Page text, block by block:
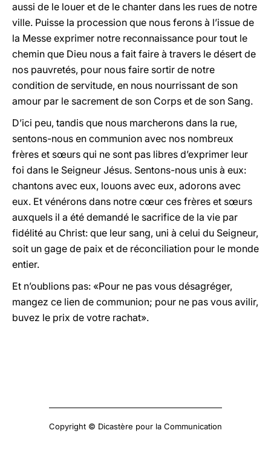
aussi de le louer et de le chanter dans les rues de notre
ville. Puisse la procession que nous ferons à l’issue de
la Messe exprimer notre reconnaissance pour tout le
chemin que Dieu nous a fait faire à travers le désert de
nos pauvretés, pour nous faire sortir de notre
condition de servitude, en nous nourrissant de son
amour par le sacrement de son Corps et de son Sang.
D’ici peu, tandis que nous marcherons dans la rue,
sentons-nous en communion avec nos nombreux
frères et sœurs qui ne sont pas libres d’exprimer leur
foi dans le Seigneur Jésus. Sentons-nous unis à eux:
chantons avec eux, louons avec eux, adorons avec
eux. Et vénérons dans notre cœur ces frères et sœurs
auxquels il a été demandé le sacrifice de la vie par
fidélité au Christ: que leur sang, uni à celui du Seigneur,
soit un gage de paix et de réconciliation pour le monde
entier.
Et n’oublions pas: «Pour ne pas vous désagréger,
mangez ce lien de communion; pour ne pas vous avilir,
buvez le prix de votre rachat».
Copyright © Dicastère pour la Communication